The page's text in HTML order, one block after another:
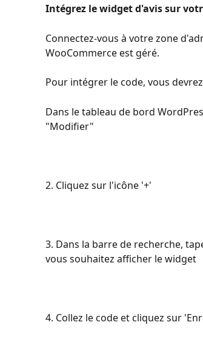
Intégrez le widget d'avis sur
Connectez-vous à votre zone
WooCommerce est géré.
Pour intégrer le code, vous
Dans le tableau de bord
"Modifier"
2. Cliquez sur l'icône '+'
3. Dans la barre de recherche,
vous souhaitez afficher le widget
4. Collez le code et cliquez sur